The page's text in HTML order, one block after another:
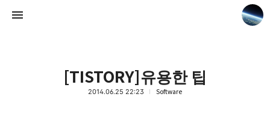
[TISTORY]유용한 팁
2014.06.25 22:23 Software